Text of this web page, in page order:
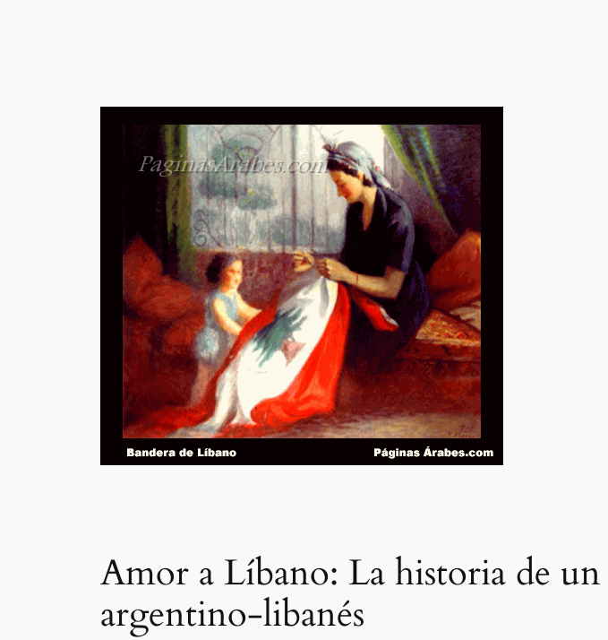
Amor a Líbano: La historia de
argentino-libanés